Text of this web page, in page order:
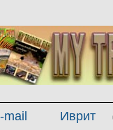
mail Иврит